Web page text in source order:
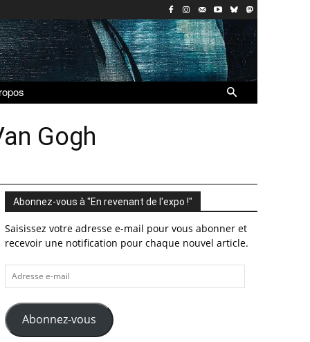
Gogh
Abonnez-vous à "En revenant de l'expo !"
Saisissez votre adresse e-mail pour vous abonner et
recevoir une notification pour chaque nouvel article.
Adresse
e-
mail
Abonnez-vous